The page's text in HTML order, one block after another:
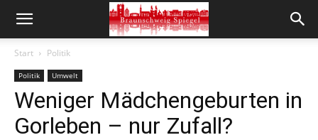
Start Politik
Politik Umwelt
Weniger Mädchengeburten in
Gorleben – nur Zufall?